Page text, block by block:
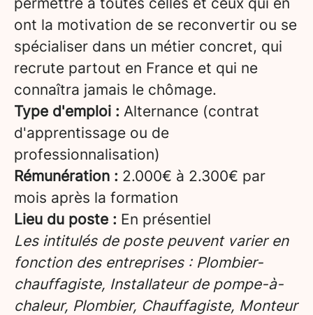
ont la motivation de se reconvertir ou se
spécialiser dans un métier concret, qui
recrute partout en France et qui ne
connaîtra jamais le chômage.
Type d'emploi : Alternance (contrat
d'apprentissage ou de
professionnalisation)
Rémunération : 2.000€ à 2.300€ par
mois après la formation
Lieu du poste : En présentiel
Les intitulés de poste peuvent varier en
fonction des entreprises : Plombier-
chauffagiste, Installateur de pompe-à-
chaleur, Plombier, Chauffagiste, Monteur